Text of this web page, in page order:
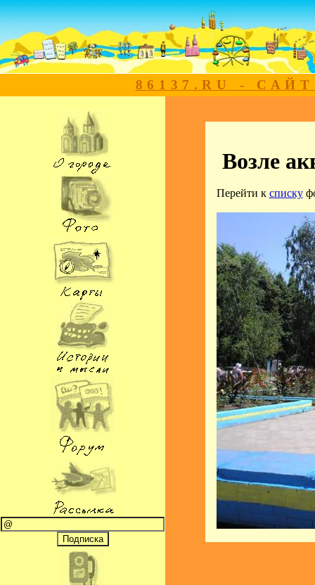
86137.RU -
Возле
Перейти к списку